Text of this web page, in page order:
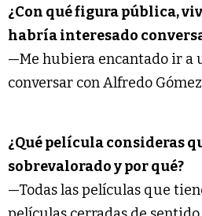
¿Con qué figura pública,
habría interesado
—Me hubiera encantado ir a
conversar con Alfredo
¿Qué película consideras
sobrevalorado y por qué?
—Todas las películas que